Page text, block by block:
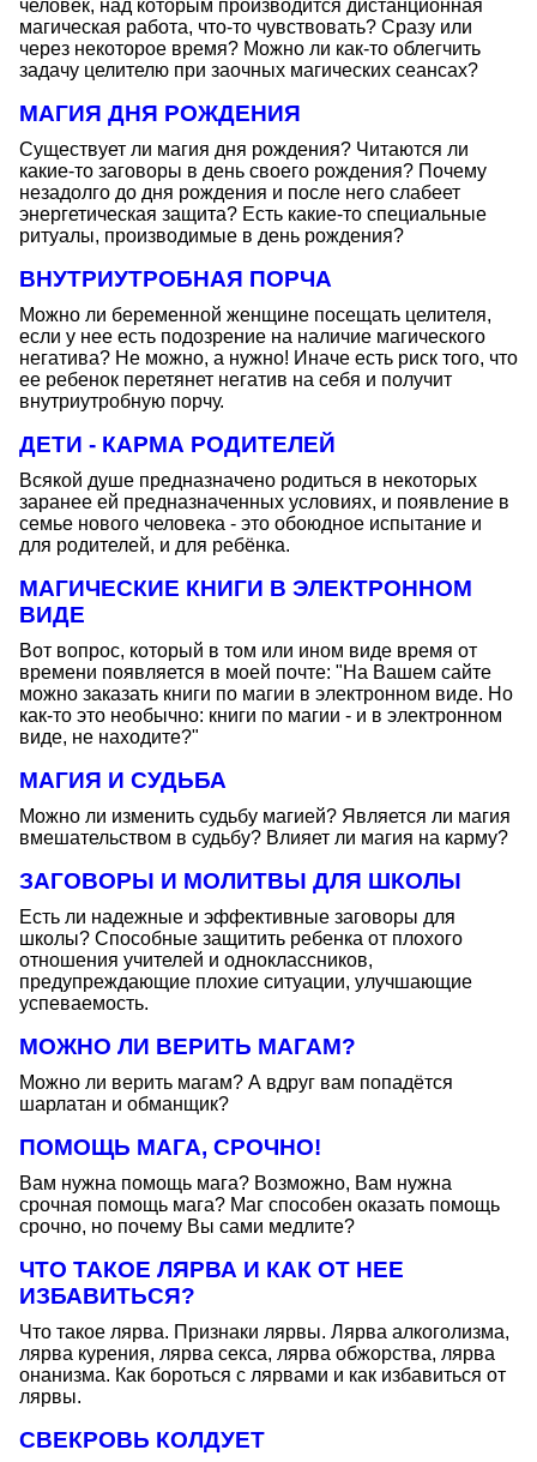
человек, над которым производится дистанционная
магическая работа, что-то чувствовать? Сразу или
через некоторое время? Можно ли как-то облегчить
задачу целителю при заочных магических сеансах?
МАГИЯ ДНЯ РОЖДЕНИЯ
Существует ли магия дня рождения? Читаются ли
какие-то заговоры в день своего рождения? Почему
незадолго до дня рождения и после него слабеет
энергетическая защита? Есть какие-то специальные
ритуалы, производимые в день рождения?
ВНУТРИУТРОБНАЯ ПОРЧА
Можно ли беременной женщине посещать целителя,
если у нее есть подозрение на наличие магического
негатива? Не можно, а нужно! Иначе есть риск того, что
ее ребенок перетянет негатив на себя и получит
внутриутробную порчу.
ДЕТИ - КАРМА РОДИТЕЛЕЙ
Всякой душе предназначено родиться в некоторых
заранее ей предназначенных условиях, и появление в
семье нового человека - это обоюдное испытание и
для родителей, и для ребёнка.
МАГИЧЕСКИЕ КНИГИ В ЭЛЕКТРОННОМ
ВИДЕ
Вот вопрос, который в том или ином виде время от
времени появляется в моей почте: "На Вашем сайте
можно заказать книги по магии в электронном виде. Но
как-то это необычно: книги по магии - и в электронном
виде, не находите?"
МАГИЯ И СУДЬБА
Можно ли изменить судьбу магией? Является ли магия
вмешательством в судьбу? Влияет ли магия на карму?
ЗАГОВОРЫ И МОЛИТВЫ ДЛЯ ШКОЛЫ
Есть ли надежные и эффективные заговоры для
школы? Способные защитить ребенка от плохого
отношения учителей и одноклассников,
предупреждающие плохие ситуации, улучшающие
успеваемость.
МОЖНО ЛИ ВЕРИТЬ МАГАМ?
Можно ли верить магам? А вдруг вам попадётся
шарлатан и обманщик?
ПОМОЩЬ МАГА, СРОЧНО!
Вам нужна помощь мага? Возможно, Вам нужна
срочная помощь мага? Маг способен оказать помощь
срочно, но почему Вы сами медлите?
ЧТО ТАКОЕ ЛЯРВА И КАК ОТ НЕЕ
ИЗБАВИТЬСЯ?
Что такое лярва. Признаки лярвы. Лярва алкоголизма,
лярва курения, лярва секса, лярва обжорства, лярва
онанизма. Как бороться с лярвами и как избавиться от
лярвы.
СВЕКРОВЬ КОЛДУЕТ